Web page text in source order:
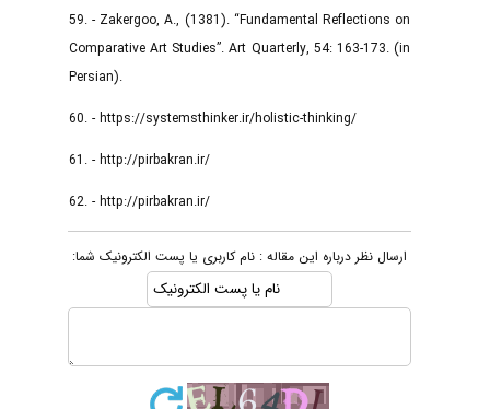
59. - Zakergoo, A., (1381). “Fundamental Reflections on
Comparative Art Studies”. Art Quarterly, 54: 163-173. (in
Persian).
60. - https://systemsthinker.ir/holistic-thinking/
61. - http://pirbakran.ir/
62. - http://pirbakran.ir/
ارسال نظر درباره این مقاله : نام کاربری یا پست الکترونیک شما: